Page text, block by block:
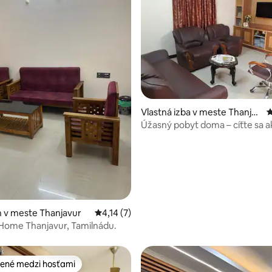
4,11 z 5, počet hodnotení: 9
meste Thanjavur Priemerné ohodnotenie 4,14 z 5, počet
4,14 (7)
Thanjavur, Tamilnádu.
Vlastná izba v meste Thanjav
ur
Úžasný pobyt doma – cíťte sa
medzi hosťami
medzi hosťami